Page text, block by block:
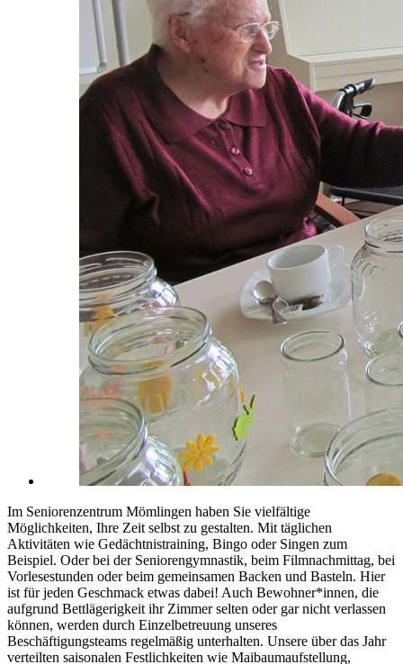
Im Seniorenzentrum Mömlingen haben Sie vielfältige
Möglichkeiten, Ihre Zeit selbst zu gestalten. Mit täglichen
Aktivitäten wie Gedächtnistraining, Bingo oder Singen zum
Beispiel. Oder bei der Seniorengymnastik, beim Filmnachmittag, bei
Vorlesestunden oder beim gemeinsamen Backen und Basteln. Hier
ist für jeden Geschmack etwas dabei! Auch Bewohner*innen, die
aufgrund Bettlägerigkeit ihr Zimmer selten oder gar nicht verlassen
können, werden durch Einzelbetreuung unseres
Beschäftigungsteams regelmäßig unterhalten. Unsere über das Jahr
verteilten saisonalen Festlichkeiten wie Maibaumaufstellung,